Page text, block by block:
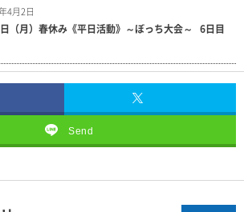
4月2日
（月）春休み《平日活動》～ぼっち大会～ 6日目
Send